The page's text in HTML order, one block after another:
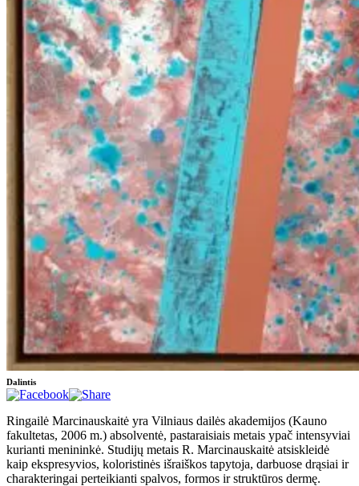
Dalintis
Ringailė Marcinauskaitė yra Vilniaus dailės akademijos (Kauno
fakultetas, 2006 m.) absolventė, pastaraisiais metais ypač intensyviai
kurianti menininkė. Studijų metais R. Marcinauskaitė atsiskleidė
kaip ekspresyvios, koloristinės išraiškos tapytoja, darbuose drąsiai ir
charakteringai perteikianti spalvos, formos ir struktūros dermę.